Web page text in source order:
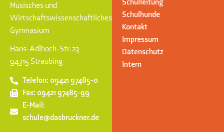
Musisches und
Wirtschaftswissenschaftliches
Gymnasium
Hans-Adlhoch-Str. 23
94315 Straubing
Telefon: 09421 97485-0
Fax: 09421 97485-99
E-Mail:
schule@dasbruckner.de
Schulleitung
Schulhunde
Kontakt
Impressum
Datenschutz
Intern